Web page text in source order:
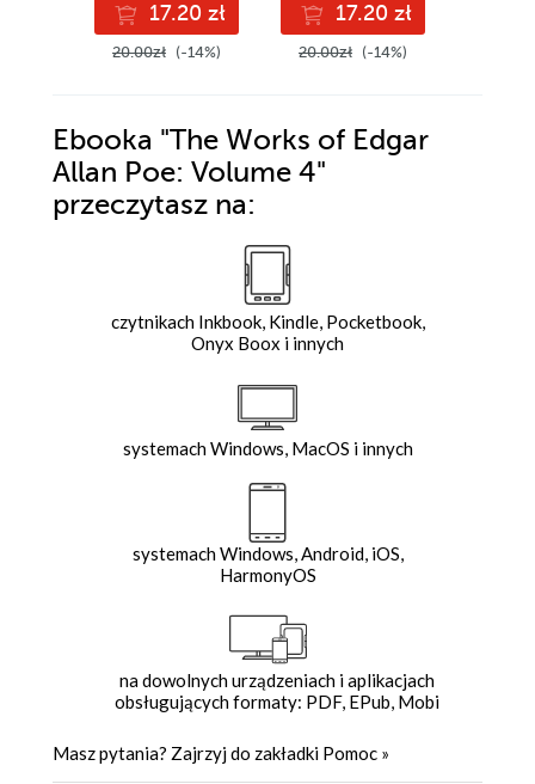
17.20 zł
20.00zł (-14%)
17.20 zł
20.00zł (-14%)
Ebooka "The Works of Edgar
Allan Poe: Volume 4"
przeczytasz na:
czytnikach Inkbook, Kindle, Pocketbook,
Onyx Boox i innych
systemach Windows, MacOS i innych
systemach Windows, Android, iOS,
HarmonyOS
na dowolnych urządzeniach i aplikacjach
obsługujących formaty: PDF, EPub, Mobi
Masz pytania? Zajrzyj do zakładki Pomoc »